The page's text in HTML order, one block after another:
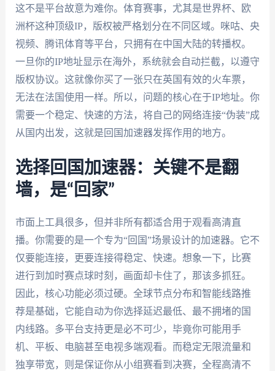
这不是平台故意为难你。体育赛事，尤其是世界杯、欧
洲杯这种顶级IP，版权被严格划分在不同区域。咪咕、央
视频、腾讯体育等平台，只拥有在中国大陆的转播权。
一旦你的IP地址显示在海外，系统就会自动拦截，以遵守
版权协议。这就像你买了一张只在英国有效的火车票，
无法在法国使用一样。所以，问题的核心在于IP地址。你
需要一个稳定、快速的方法，将自己的网络连接“伪装”成
从国内出发，这就是回国加速器发挥作用的地方。
选择回国加速器：关键不是翻
墙，是“回家”
市面上工具很多，但并非所有都适合用于观看高清直
播。你需要的是一个专为“回国”场景设计的加速器。它不
仅要能连接，更要连接得稳定、快速。想象一下，比赛
进行到加时赛点球时刻，画面却卡住了，那该多抓狂。
因此，核心功能必须过硬。全球节点分布和智能线路推
荐是基础，它能自动为你选择延迟最低、最不拥堵的国
内线路。多平台支持更是必不可少，毕竟你可能用手
机、平板、电脑甚至电视多端观看。而稳定无限流量和
独享带宽，则是保证你从小组赛看到决赛，全程高清不